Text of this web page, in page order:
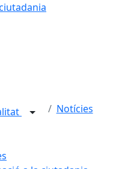
Notícies